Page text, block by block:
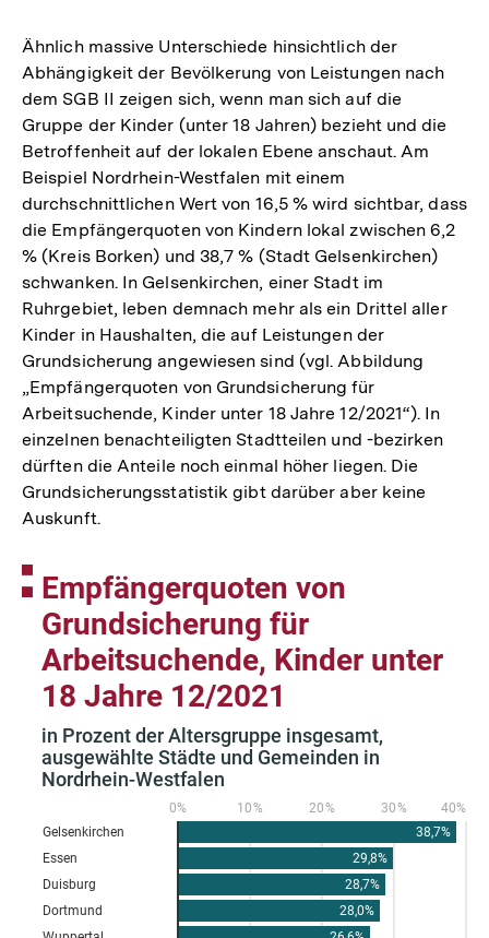
Ähnlich massive Unterschiede hinsichtlich der
Abhängigkeit der Bevölkerung von Leistungen nach
dem SGB II zeigen sich, wenn man sich auf die
Gruppe der Kinder (unter 18 Jahren) bezieht und die
Betroffenheit auf der lokalen Ebene anschaut. Am
Beispiel Nordrhein-Westfalen mit einem
durchschnittlichen Wert von 16,5 % wird sichtbar, dass
die Empfängerquoten von Kindern lokal zwischen 6,2
% (Kreis Borken) und 38,7 % (Stadt Gelsenkirchen)
schwanken. In Gelsenkirchen, einer Stadt im
Ruhrgebiet, leben demnach mehr als ein Drittel aller
Kinder in Haushalten, die auf Leistungen der
Grundsicherung angewiesen sind (vgl. Abbildung
„Empfängerquoten von Grundsicherung für
Arbeitsuchende, Kinder unter 18 Jahre 12/2021“). In
einzelnen benachteiligten Stadtteilen und -bezirken
dürften die Anteile noch einmal höher liegen. Die
Grundsicherungsstatistik gibt darüber aber keine
Auskunft.